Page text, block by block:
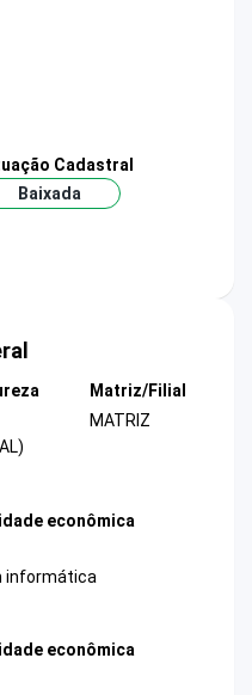
Cadastral
Baixada
Matriz/Filial
MATRIZ
econômica
informática
econômica